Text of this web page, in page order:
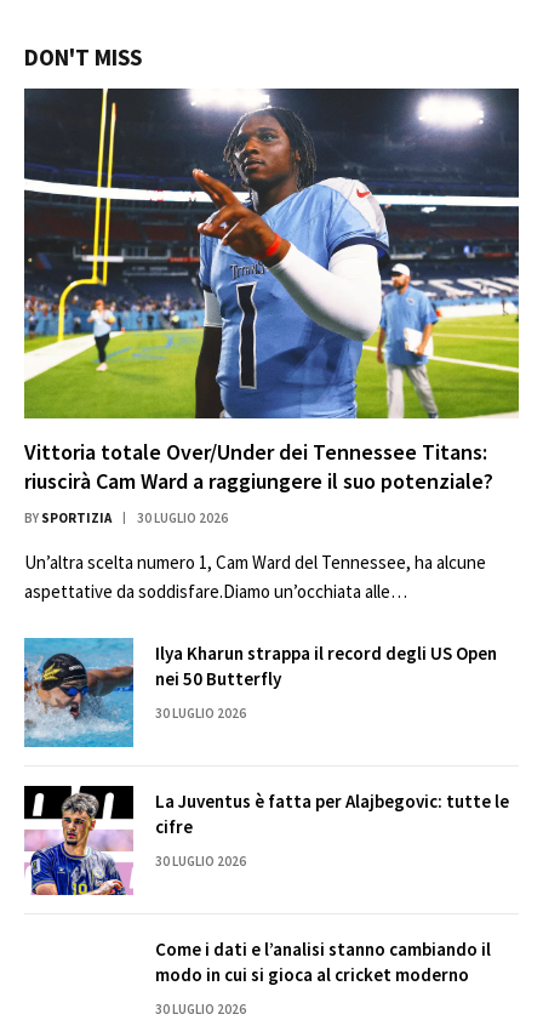
DON'T MISS
Vittoria totale Over/Under dei Tennessee Titans:
riuscirà Cam Ward a raggiungere il suo potenziale?
BY SPORTIZIA 30 LUGLIO 2026
Un’altra scelta numero 1, Cam Ward del Tennessee, ha alcune
aspettative da soddisfare.Diamo un’occhiata alle…
Ilya Kharun strappa il record degli US Open
nei 50 Butterfly
30 LUGLIO 2026
La Juventus è fatta per Alajbegovic: tutte le
cifre
30 LUGLIO 2026
Come i dati e l’analisi stanno cambiando il
modo in cui si gioca al cricket moderno
30 LUGLIO 2026